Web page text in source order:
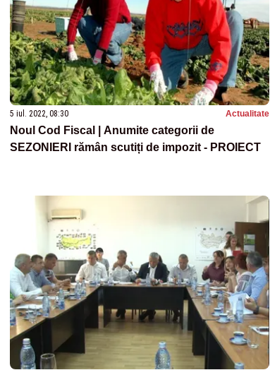
5 iul. 2022, 08:30 Actualitate
Noul Cod Fiscal | Anumite categorii de
SEZONIERI rămân scutiți de impozit - PROIECT